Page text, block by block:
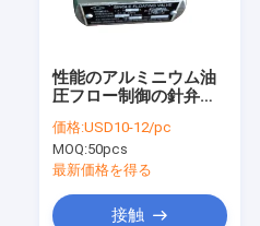
性能のアルミニウム油
圧フロー制御の針弁
価格:USD10-12/pc
MOQ:50pcs
最新価格を得る
接触